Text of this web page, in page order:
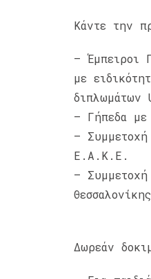
Κάντε την
– Έμπειροι
με
διπλωμάτων
– Γήπεδα με
–
Ε.Α.Κ.Ε.
–
Δωρεάν